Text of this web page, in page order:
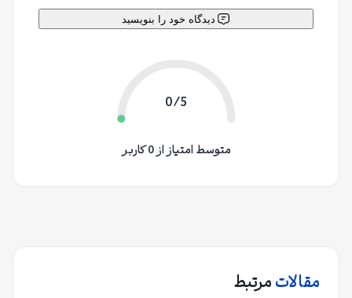
دیدگاه خود را بنویسید
0/5
متوسط امتیاز از 0 کاربر
مقالاتمرتبط